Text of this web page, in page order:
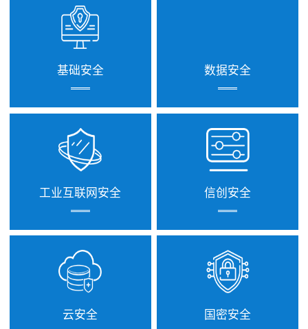
基础安全 数据安全
工业互联网安全 信创安全
云安全 国密安全